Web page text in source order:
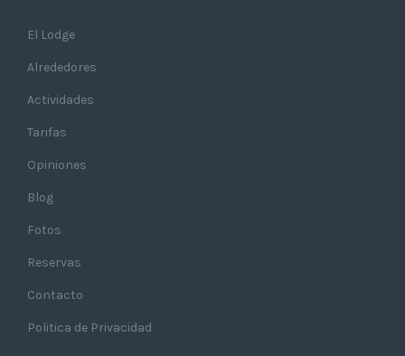
El Lodge
Alrededores
Actividades
Tarifas
Opiniones
Blog
Fotos
Reservas
Contacto
Politica de Privacidad